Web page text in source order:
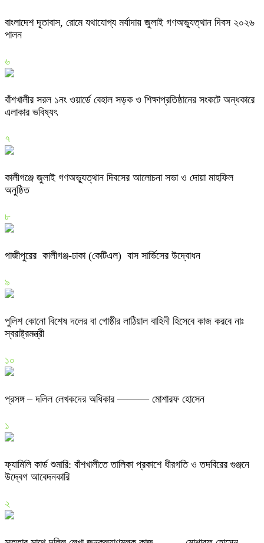
বাংলাদেশ দূতাবাস, রোমে যথাযোগ্য মর্যাদায় জুলাই গণঅভ্যুত্থান দিবস ২০২৬
পালন
৬
বাঁশখালীর সরল ১নং ওয়ার্ডে বেহাল সড়ক ও শিক্ষাপ্রতিষ্ঠানের সংকটে অন্ধকারে
এলাকার ভবিষ্যৎ
৭
কালীগঞ্জে জুলাই গণঅভ্যুত্থান দিবসের আলোচনা সভা ও দোয়া মাহফিল
অনুষ্ঠিত
৮
গাজীপুরের কালীগঞ্জ-ঢাকা (কেটিএল) বাস সার্ভিসের উদ্বোধন
৯
পুলিশ কোনো বিশেষ দলের বা গোষ্ঠীর লাঠিয়াল বাহিনী হিসেবে কাজ করবে নাঃ
স্বরাষ্ট্রমন্ত্রী
১০
প্রসঙ্গ – দলিল লেখকদের অধিকার ——— মোশারফ হোসেন
১
ফ্যামিলি কার্ড শুমারি: বাঁশখালীতে তালিকা প্রকাশে ধীরগতি ও তদবিরের গুঞ্জনে
উদ্বেগ আবেদনকারি
২